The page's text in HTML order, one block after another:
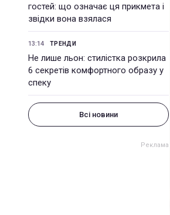
гостей: що означає ця прикмета і
звідки вона взялася
13:14 ТРЕНДИ
Не лише льон: стилістка розкрила
6 секретів комфортного образу у
спеку
Всі новини